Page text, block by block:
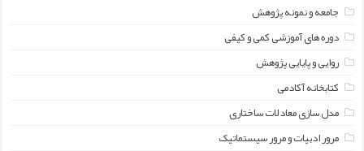
جامعه و نمونه پژوهش
دوره های آموزشی کمی و کیفی
روایی و پایایی پژوهش
کتابخانه آکادمی
مدل سازی معادلات ساختاری
مرور ادبیات و مرور سیستماتیک